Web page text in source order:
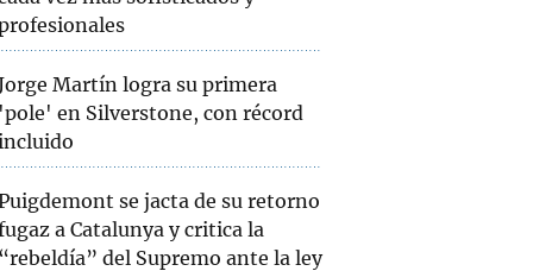
Martín logra su primera
en Silverstone, con récord
se jacta de su retorno
a Catalunya y critica la
del Supremo ante la ley